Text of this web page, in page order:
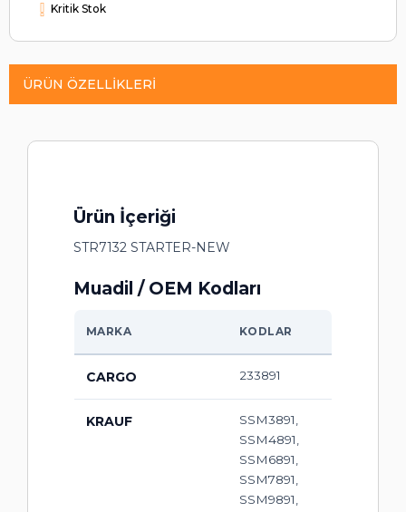
Kritik Stok
ÜRÜN ÖZELLIKLERI
Ürün İçeriği
STR7132 STARTER-NEW
Muadil / OEM Kodları
MARKA KODLAR
CARGO 233891
KRAUF
SSM3891,
SSM4891,
SSM6891,
SSM7891,
SSM9891,